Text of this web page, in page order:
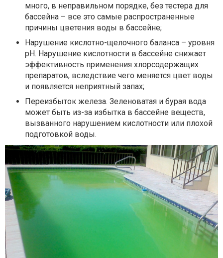
много, в неправильном порядке, без тестера для
бассейна – все это самые распространенные
причины цветения воды в бассейне;
Нарушение кислотно-щелочного баланса – уровня
рН. Нарушение кислотности в бассейне снижает
эффективность применения хлорсодержащих
препаратов, вследствие чего меняется цвет воды
и появляется неприятный запах;
Переизбыток железа. Зеленоватая и бурая вода
может быть из-за избытка в бассейне веществ,
вызванного нарушением кислотности или плохой
подготовкой воды.